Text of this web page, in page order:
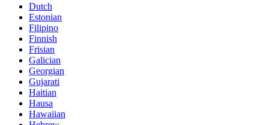
Dutch
Estonian
Filipino
Finnish
Frisian
Galician
Georgian
Gujarati
Haitian
Hausa
Hawaiian